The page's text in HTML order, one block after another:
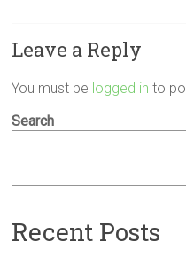
Leave a Reply
You must be logged in to
Search
Recent Posts